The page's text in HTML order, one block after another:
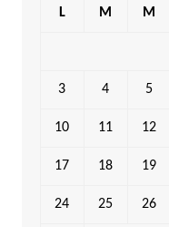
L M M
3 4 5
10 11 12
17 18 19
24 25 26